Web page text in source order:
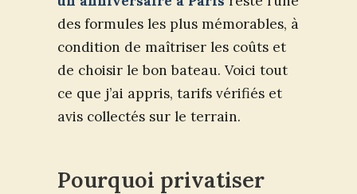
des formules les plus mémorables, à
condition de maîtriser les coûts et
de choisir le bon bateau. Voici tout
ce que j’ai appris, tarifs vérifiés et
avis collectés sur le terrain.
Pourquoi privatiser